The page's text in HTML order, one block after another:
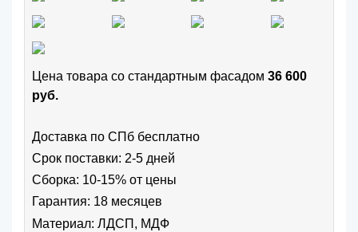
Цена товара cо стандартным фасадом 36 600
руб.
Доставка по СПб бесплатно
Срок поставки: 2-5 дней
Сборка: 10-15% от цены
Гарантия: 18 месяцев
Материал: ЛДСП, МДФ